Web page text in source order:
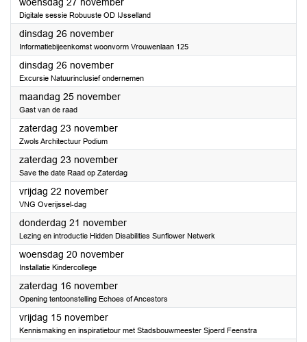
Digitale sessie Robuuste OD IJsselland
dinsdag 26 november2024
Informatiebijeenkomst woonvorm Vrouwenlaan 125
dinsdag 26 november2024
Excursie Natuurinclusief ondernemen
maandag 25 november2024
Gast van de raad
zaterdag 23 november2024
Zwols Architectuur Podium
zaterdag 23 november2024
Save the date Raad op Zaterdag
vrijdag 22 november2024
VNG Overijssel-dag
donderdag 21 november2024
Lezing en introductie Hidden Disabilities Sunflower Netwerk
woensdag 20 november2024
Installatie Kindercollege
zaterdag 16 november2024
Opening tentoonstelling Echoes of Ancestors
vrijdag 15 november2024
Kennismaking en inspiratietour met Stadsbouwmeester Sjoerd Feenstra